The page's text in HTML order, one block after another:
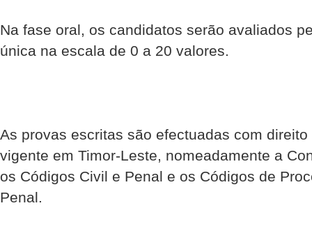
Na fase oral, os candidatos serão avaliados
única na escala de 0 a 20 valores.
As provas escritas são efectuadas com
vigente em Timor-Leste, nomeadamente a
os Códigos Civil e Penal e os Códigos de
Penal.